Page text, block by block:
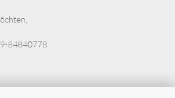
84840778